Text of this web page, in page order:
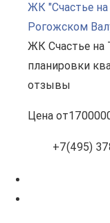
ЖК "Счастье
Рогожском
ЖК Счастье на
планировки
отзывы
Цена от
+7(495)